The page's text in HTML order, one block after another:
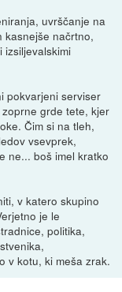
uvrščanje na
kasnejše načrtno,
izsiljevalskimi
pokvarjeni serviser
grde tete, kjer
Čim si na tleh,
vsevprek,
ne... boš imel kratko
v katero skupino
je le
politika,
v kotu, ki meša zrak.